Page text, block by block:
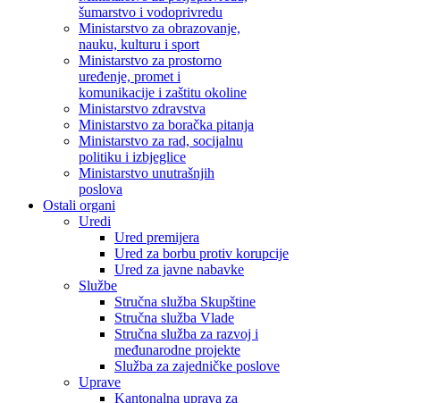
šumarstvo i vodoprivredu
Ministarstvo za obrazovanje,
nauku, kulturu i sport
Ministarstvo za prostorno
uređenje, promet i
komunikacije i zaštitu okoline
Ministarstvo zdravstva
Ministarstvo za boračka pitanja
Ministarstvo za rad, socijalnu
politiku i izbjeglice
Ministarstvo unutrašnjih
poslova
Ostali organi
Uredi
Ured premijera
Ured za borbu protiv korupcije
Ured za javne nabavke
Službe
Stručna služba Skupštine
Stručna služba Vlade
Stručna služba za razvoj i
međunarodne projekte
Služba za zajedničke poslove
Uprave
Kantonalna uprava za